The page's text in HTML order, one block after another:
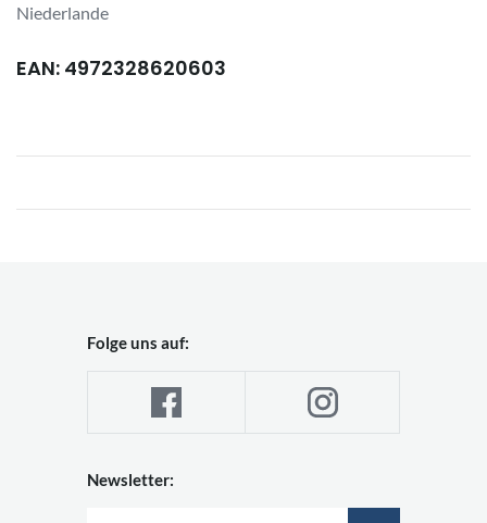
Niederlande
EAN: 4972328620603
Folge uns auf:
Newsletter: